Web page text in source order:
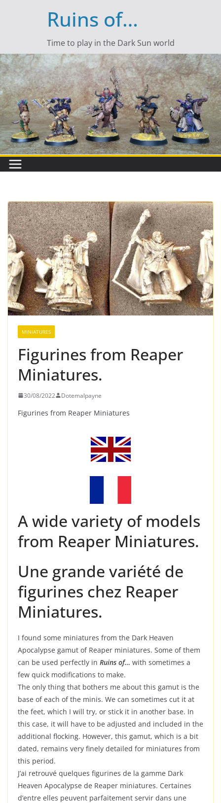
Ruins of…
Time to play in the Dark Sun world
MINIATURES
Figurines from Reaper
Miniatures.
30/08/2022 Dotemalpayne
Figurines from Reaper Miniatures
A wide variety of models
from Reaper Miniatures.
Une grande variété de
figurines chez Reaper
Miniatures.
I found some miniatures from the Dark Heaven
Apocalypse gamut of Reaper miniatures. Some of them
can be used perfectly in Ruins of… with sometimes a
few quick modifications to make.
The only thing that bothers me about this gamut is the
base of each of the minis. We can sometimes cut it at
the feet, which I will try, or stick it in another base. In
this case, it will have to be adjusted and included in the
additional flocking. However, this gamut, which is a bit
dated, remains very finely detailed for miniatures from
this period.
J’ai retrouvé quelques figurines de la gamme Dark
Heaven Apocalypse de Reaper miniatures. Certaines
d’entre elles peuvent parfaitement servir dans une